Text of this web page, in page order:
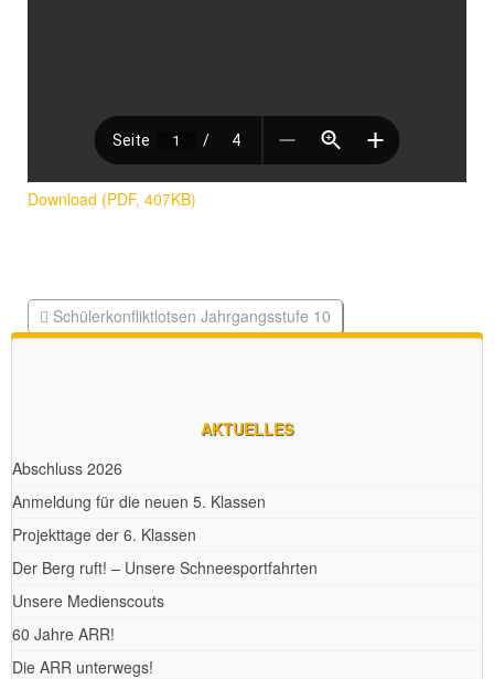
Download (PDF, 407KB)
Schülerkonfliktlotsen Jahrgangsstufe 10
AKTUELLES
Abschluss 2026
Anmeldung für die neuen 5. Klassen
Projekttage der 6. Klassen
Der Berg ruft! – Unsere Schneesportfahrten
Unsere Medienscouts
60 Jahre ARR!
Die ARR unterwegs!